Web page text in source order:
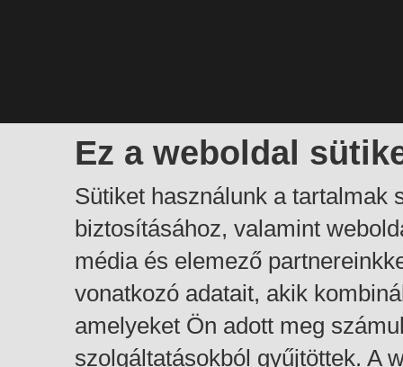
Ez a weboldal
Sütiket használunk a tartalmak
biztosításához, valamint
média és elemező
vonatkozó adatait, akik
amelyeket Ön adott meg
szolgáltatásokból gyűjtöttek. A